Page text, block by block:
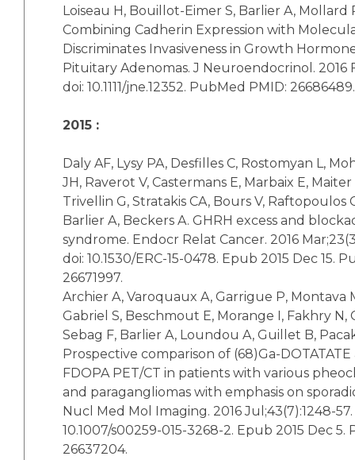
Loiseau H, Bouillot-Eimer S, Barlier A, Mollard
Combining Cadherin Expression with
Discriminates Invasiveness in Growth
Pituitary Adenomas. J Neuroendocrinol. 2016
doi: 10.1111/jne.12352. PubMed PMID: 26686489.
2015 :
Daly AF, Lysy PA, Desfilles C, Rostomyan L,
JH, Raverot V, Castermans E, Marbaix E,
Trivellin G, Stratakis CA, Bours V, Raftopoulos
Barlier A, Beckers A. GHRH excess and
syndrome. Endocr Relat Cancer. 2016
doi: 10.1530/ERC-15-0478. Epub 2015 Dec 15.
26671997.
Archier A, Varoquaux A, Garrigue P, Montava
Gabriel S, Beschmout E, Morange I, Fakhry N,
Sebag F, Barlier A, Loundou A, Guillet B,
Prospective comparison of (68)Ga-DOTATATE
FDOPA PET/CT in patients with various
and paragangliomas with emphasis on
Nucl Med Mol Imaging. 2016 Jul;43(7):1248-57.
10.1007/s00259-015-3268-2. Epub 2015 Dec 5.
26637204.